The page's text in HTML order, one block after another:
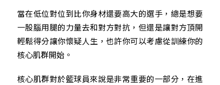
當在低位對位到比你身材還要高大的選手，總是想要
一股腦用腿的力量去和對方對抗，但還是讓對方頂開
輕鬆得分讓你懷疑人生，也許你可以考慮從訓練你的
核心肌群開始。
核心肌群對於籃球員來說是非常重要的一部分，在進